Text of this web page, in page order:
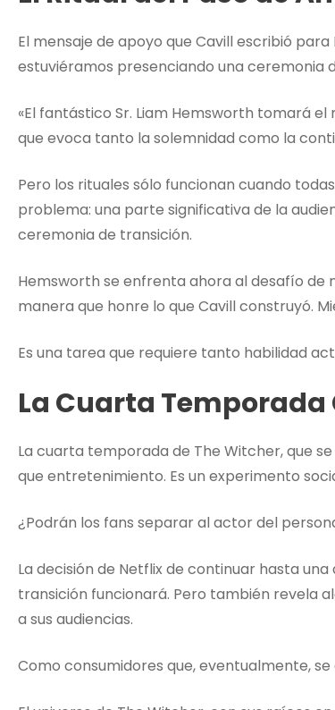
El mensaje de apoyo que Cavill escribió
estuviéramos presenciando una ceremonia
«El fantástico Sr. Liam Hemsworth tomará
que evoca tanto la solemnidad como la
Pero los rituales sólo funcionan cuando
problema: una parte significativa de la
ceremonia de transición.
Hemsworth se enfrenta ahora al desafío de
manera que honre lo que Cavill construyó.
Es una tarea que requiere tanto habilidad
La Cuarta Temporada
La cuarta temporada de The Witcher, que
que entretenimiento. Es un experimento
¿Podrán los fans separar al actor del
La decisión de Netflix de continuar hasta
transición funcionará. Pero también revela
a sus audiencias.
Como consumidores que, eventualmente,